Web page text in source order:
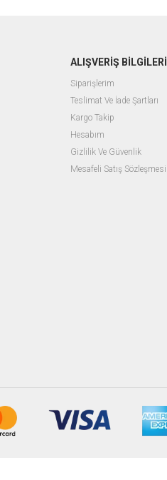
ALIŞVERİŞ BİLGİLERİ
Siparişlerim
Teslimat Ve İade Şartları
Kargo Takip
Hesabım
Gizlilik Ve Güvenlik
Mesafeli Satış Sözleşmesi